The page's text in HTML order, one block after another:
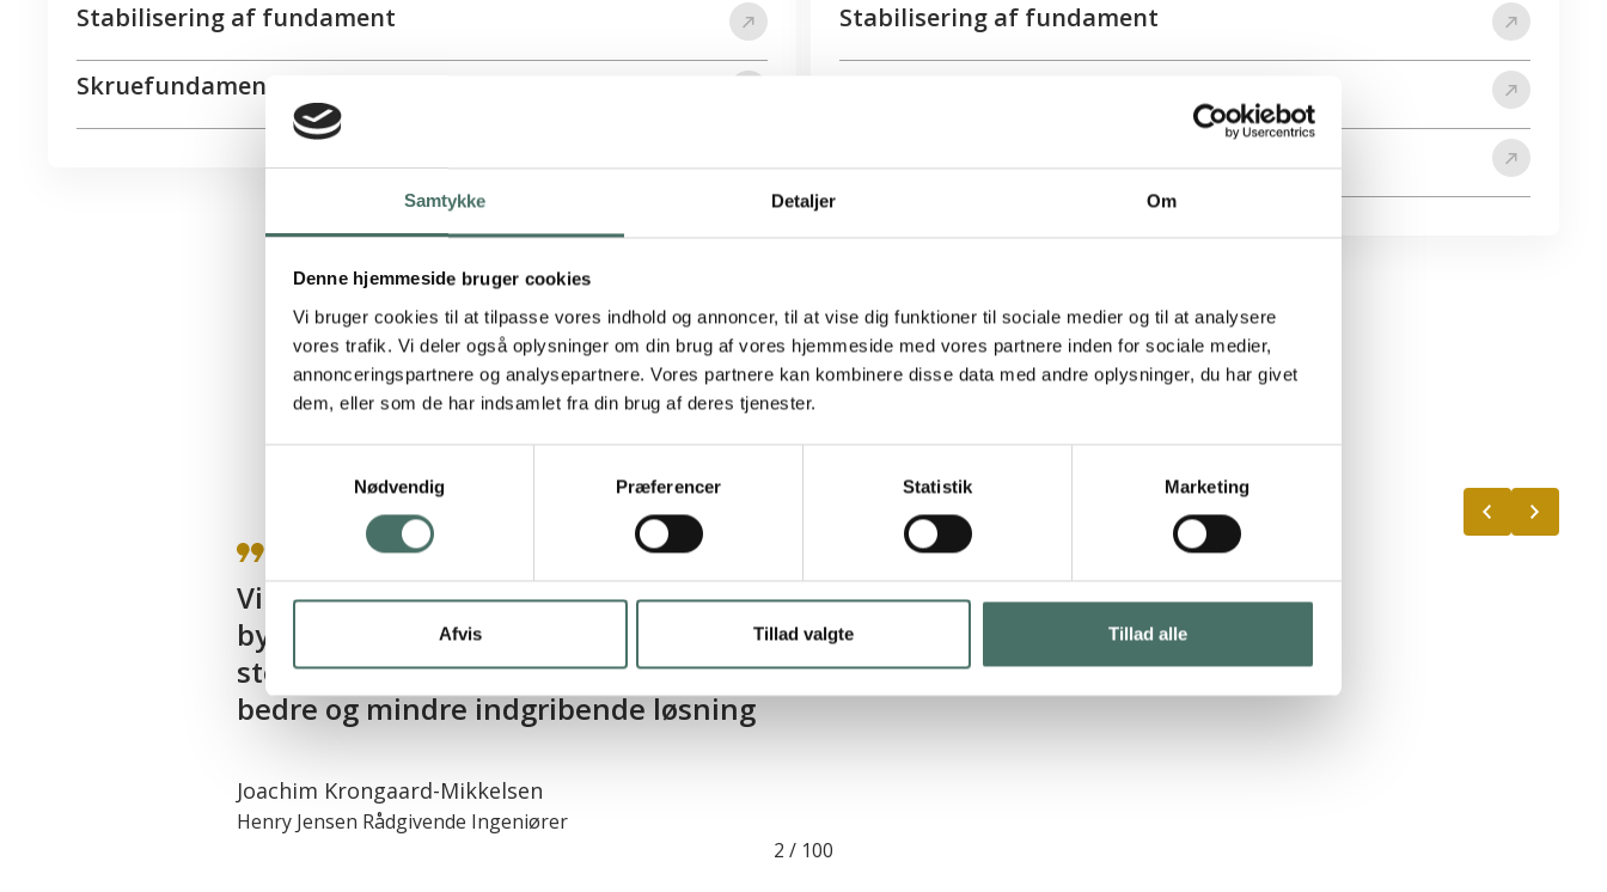
Samtykke Detaljer Om
Denne hjemmeside bruger cookies
Vi bruger cookies til at tilpasse vores indhold og annoncer, til at vise dig funktioner til sociale medier og til at analysere
vores trafik. Vi deler også oplysninger om din brug af vores hjemmeside med vores partnere inden for sociale medier,
annonceringspartnere og analysepartnere. Vores partnere kan kombinere disse data med andre oplysninger, du har givet
dem, eller som de har indsamlet fra din brug af deres tjenester.
Nødvendig
Præferencer Statistik Marketing
Afvis Tillad valgte Tillad alle
Stabilisering af fundament
Skruefundament
Stabilisering af fundament
Hvad siger andre om Uretek Engineering?
Fra mig er der stor ros – 10 ud af 10! Endnu en gang tak for den hurtige service,
som I præsterede
Christensen